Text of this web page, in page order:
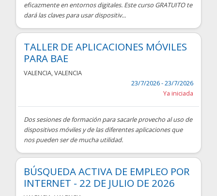
eficazmente en entornos digitales. Este curso GRATUITO te
dará las claves para usar dispositiv...
TALLER DE APLICACIONES MÓVILES
PARA BAE
VALENCIA,VALENCIA
23/7/2026 - 23/7/2026
Ya iniciada
Dos sesiones de formación para sacarle provecho al uso de
dispositivos móviles y de las diferentes aplicaciones que
nos pueden ser de mucha utilidad.
BÚSQUEDA ACTIVA DE EMPLEO POR
INTERNET - 22 DE JULIO DE 2026